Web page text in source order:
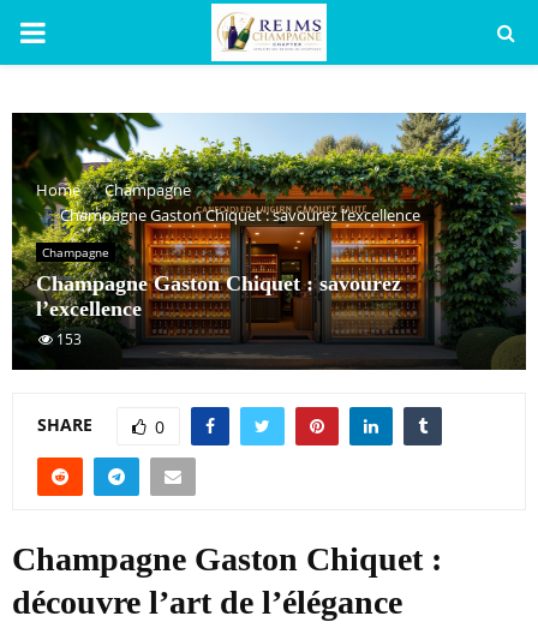
PRIMARY
Home
Champagne
Champagne Gaston Chiquet : savourez l’excellence
Champagne
Champagne Gaston Chiquet : savourez
l’excellence
153
SHARE 0
Champagne Gaston Chiquet :
découvre l’art de l’élégance